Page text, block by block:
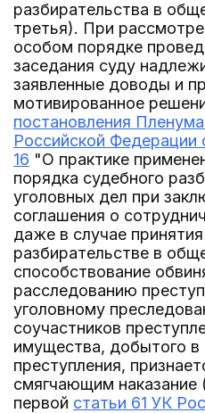
разбирательства в
третья). При
особом порядке
заседания суду
заявленные доводы и
мотивированное
постановления
Российской Федерации
16 "О практике
порядка судебного
уголовных дел при
соглашения о
даже в случае
разбирательстве в
способствование
расследованию
уголовному
соучастников
имущества, добытого в
преступления,
смягчающим наказание
первой статьи 61 УК